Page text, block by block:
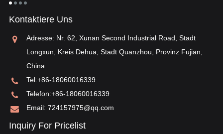
abgeschlossen war ...
Kontaktiere Uns
Adresse: Nr. 62, Xunan Second Industrial Road, Stadt
Longxun, Kreis Dehua, Stadt Quanzhou, Provinz Fujian,
China
Tel:+86-18060016339
Telefon:+86-18060016339
Email: 724157975@qq.com
Inquiry For Pricelist